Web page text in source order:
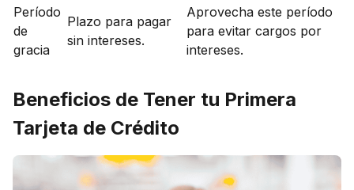
Período
de
gracia
Plazo para pagar
sin intereses.
Aprovecha este período
para evitar cargos por
intereses.
Beneficios de Tener tu Primera
Tarjeta de Crédito